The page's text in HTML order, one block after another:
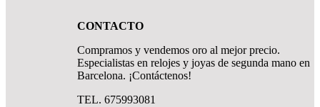
CONTACTO
Compramos y vendemos oro al mejor precio.
Especialistas en relojes y joyas de segunda mano en
Barcelona. ¡Contáctenos!
TEL. 675993081